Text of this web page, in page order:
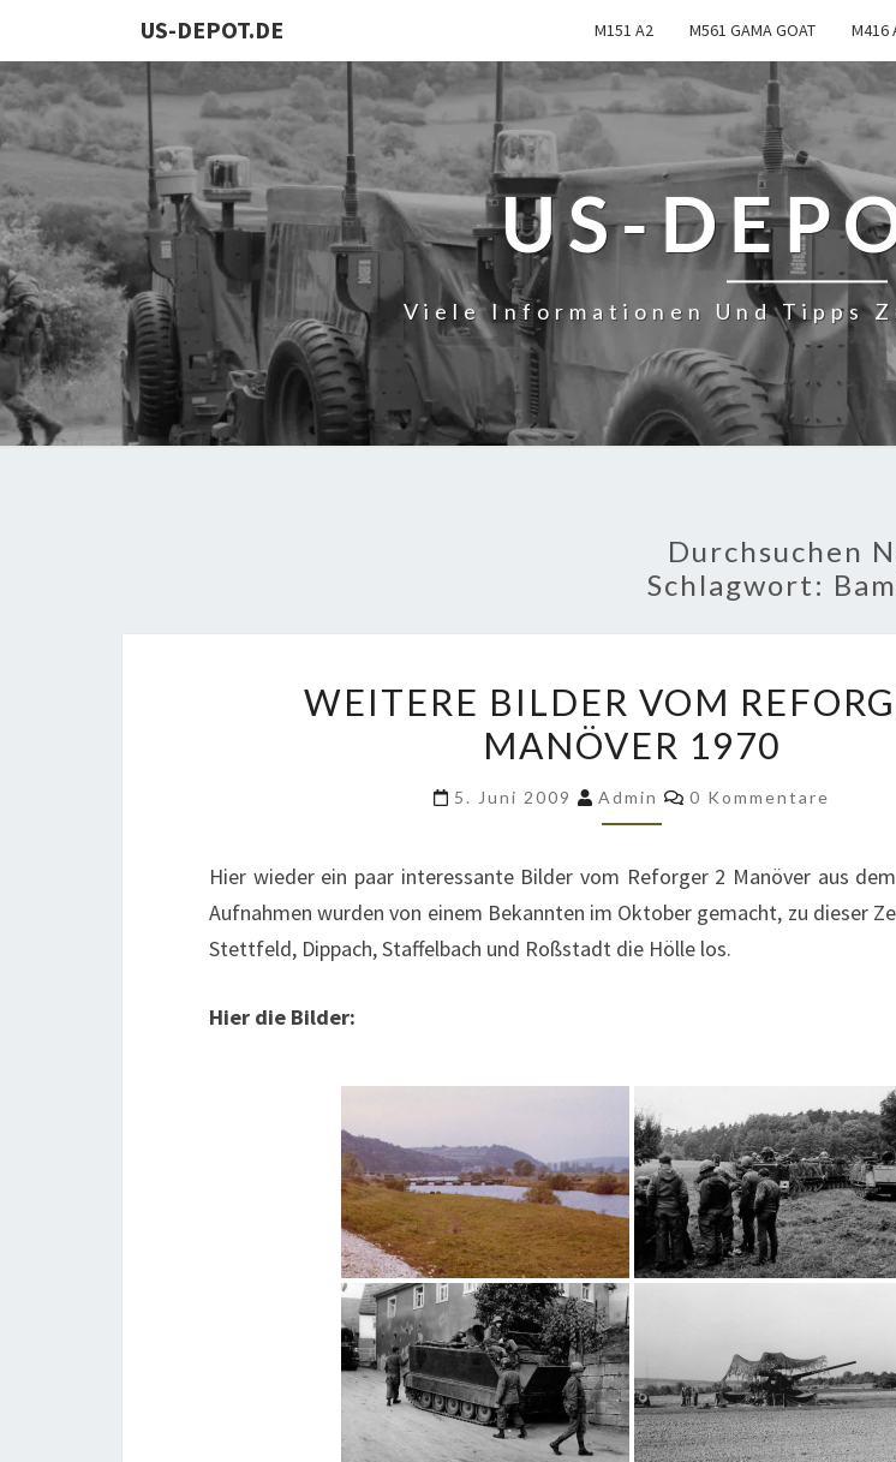
US-DEPOT.DE M151 A2 M561 GAMA GOAT M416
US-
Viele Informationen Und Tipps
Durchsuchen
Schlagwort:
BILDER
VOM
MANÖVER
WEITERE BILDER VOM
MANÖVER 1970
5. Juni 2009 Admin Kommentare
0 Kommentare
Hier wieder ein paar interessante Bilder vom Reforger 2 Manöver aus
Aufnahmen wurden von einem Bekannten im Oktober gemacht, zu dieser
Stettfeld, Dippach, Staffelbach und Roßstadt die Hölle los.
Hier die Bilder: